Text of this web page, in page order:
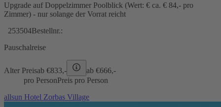
Upgrade auf Doppelzimmer Poolblick (Wert: € ca. € 84,- pro
Zimmer) - nur solange der Vorrat reicht
253504Bestellnr.:
Pauschalreise
Alter Preisab €833,- ab €666,-
pro PersonPreis pro Person
allsun Hotel Zorbas Village